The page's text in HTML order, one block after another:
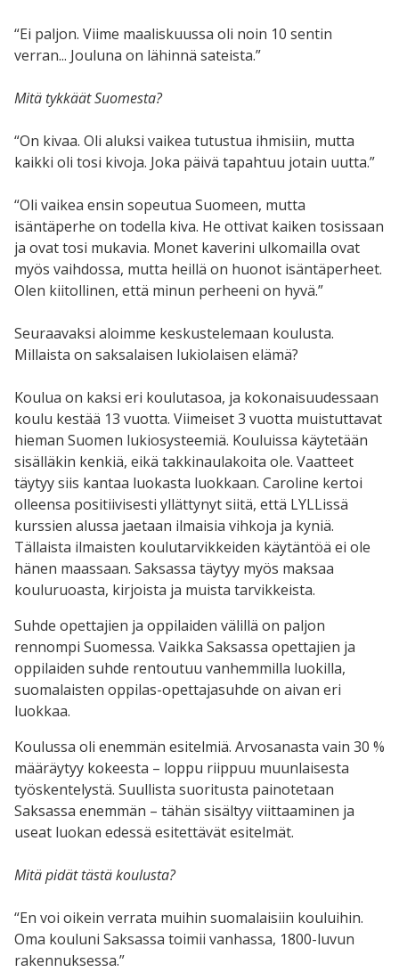
“Ei paljon. Viime maaliskuussa oli noin 10 sentin
verran... Jouluna on lähinnä sateista.”
Mitä tykkäät Suomesta?
“On kivaa. Oli aluksi vaikea tutustua ihmisiin, mutta
kaikki oli tosi kivoja. Joka päivä tapahtuu jotain uutta.”
“Oli vaikea ensin sopeutua Suomeen, mutta
isäntäperhe on todella kiva. He ottivat kaiken tosissaan
ja ovat tosi mukavia. Monet kaverini ulkomailla ovat
myös vaihdossa, mutta heillä on huonot isäntäperheet.
Olen kiitollinen, että minun perheeni on hyvä.”
Seuraavaksi aloimme keskustelemaan koulusta.
Millaista on saksalaisen lukiolaisen elämä?
Koulua on kaksi eri koulutasoa, ja kokonaisuudessaan
koulu kestää 13 vuotta. Viimeiset 3 vuotta muistuttavat
hieman Suomen lukiosysteemiä. Kouluissa käytetään
sisälläkin kenkiä, eikä takkinaulakoita ole. Vaatteet
täytyy siis kantaa luokasta luokkaan. Caroline kertoi
olleensa positiivisesti yllättynyt siitä, että LYLLissä
kurssien alussa jaetaan ilmaisia vihkoja ja kyniä.
Tällaista ilmaisten koulutarvikkeiden käytäntöä ei ole
hänen maassaan. Saksassa täytyy myös maksaa
kouluruoasta, kirjoista ja muista tarvikkeista.
Suhde opettajien ja oppilaiden välillä on paljon
rennompi Suomessa. Vaikka Saksassa opettajien ja
oppilaiden suhde rentoutuu vanhemmilla luokilla,
suomalaisten oppilas-opettajasuhde on aivan eri
luokkaa.
Koulussa oli enemmän esitelmiä. Arvosanasta vain 30 %
määräytyy kokeesta – loppu riippuu muunlaisesta
työskentelystä. Suullista suoritusta painotetaan
Saksassa enemmän – tähän sisältyy viittaaminen ja
useat luokan edessä esitettävät esitelmät.
Mitä pidät tästä koulusta?
“En voi oikein verrata muihin suomalaisiin kouluihin.
Oma kouluni Saksassa toimii vanhassa, 1800-luvun
rakennuksessa.”